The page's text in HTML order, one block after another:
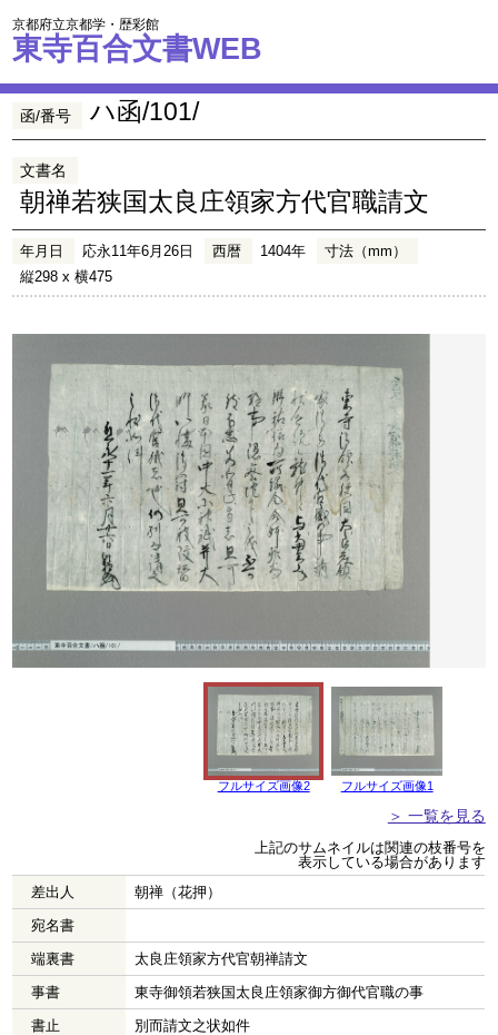
京都府立京都学・歴彩館
東寺百合文書WEB
函/番号 ハ函/101/
文書名
朝禅若狭国太良庄領家方代官職請文
年月日 応永11年6月26日 西暦 1404年
寸法（mm）
縦298 x 横475
フルサイズ画像2 フルサイズ画像1
＞ 一覧を見る
上記のサムネイルは関連の枝番号を
表示している場合があります
差出人
朝禅（花押）
宛名書
端裏書
太良庄領家方代官朝禅請文
事書
東寺御領若狭国太良庄領家御方御代官職の事
書止
別而請文之状如件